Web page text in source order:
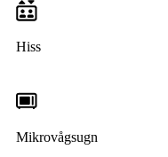
Hiss
Mikrovågsugn